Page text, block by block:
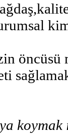
öncüsü
koymak